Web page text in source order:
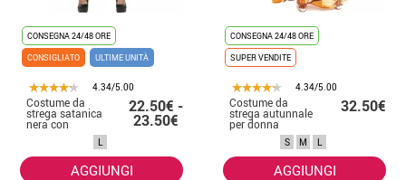
CONSEGNA 24/48 ORE
CONSIGLIATO
ULTIME UNITÀ
4.34/5.00
Costume da
strega satanica
nera con
cappuccio per
22.50€ -
23.50€
L
AGGIUNGI
CONSEGNA 24/48 ORE
SUPER VENDITE
4.34/5.00
Costume da
strega autunnale
per donna
32.50€
S M L
AGGIUNGI